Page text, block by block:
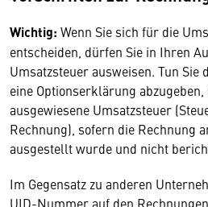
Wichtig: Wenn Sie sich für die
entscheiden, dürfen Sie in Ihren
Umsatzsteuer ausweisen. Tun Sie
eine Optionserklärung
ausgewiesene Umsatzsteuer
Rechnung), sofern die Rechnung
ausgestellt wurde und nicht
Im Gegensatz zu anderen
UID-Nummer auf den